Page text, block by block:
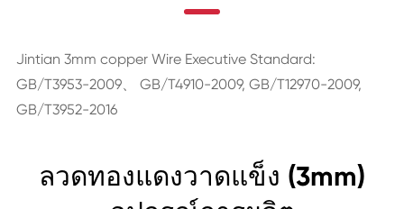
Jintian 3mm copper Wire Executive Standard:
GB/T3953-2009、 GB/T4910-2009, GB/T12970-2009,
GB/T3952-2016
ลวดทองแดงวาดแข็ง (3mm)